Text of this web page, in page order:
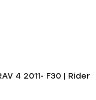
4 2011- F30 | Rider